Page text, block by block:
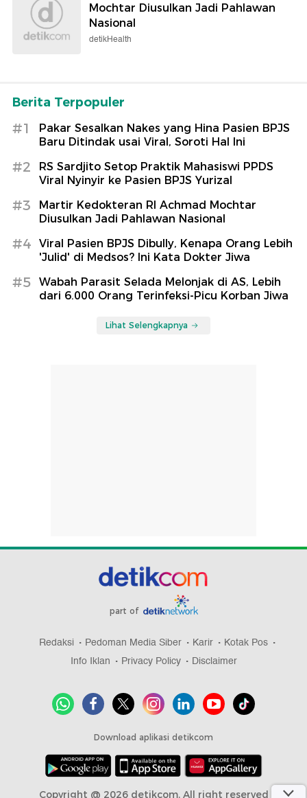
Mochtar Diusulkan Jadi Pahlawan
Nasional
detikHealth
Berita Terpopuler
#1
Pakar Sesalkan Nakes yang Hina Pasien BPJS
Baru Ditindak usai Viral, Soroti Hal Ini
#2
RS Sardjito Setop Praktik Mahasiswi PPDS
Viral Nyinyir ke Pasien BPJS Yurizal
#3
Martir Kedokteran RI Achmad Mochtar
Diusulkan Jadi Pahlawan Nasional
#4
Viral Pasien BPJS Dibully, Kenapa Orang Lebih
'Julid' di Medsos? Ini Kata Dokter Jiwa
#5
Wabah Parasit Selada Melonjak di AS, Lebih
dari 6.000 Orang Terinfeksi-Picu Korban Jiwa
Lihat Selengkapnya
part of
Redaksi Pedoman Media Siber Karir
Kotak Pos
Info Iklan
Privacy Policy Disclaimer
Download aplikasi detikcom
Copyright @ 2026 detikcom, All right reserved